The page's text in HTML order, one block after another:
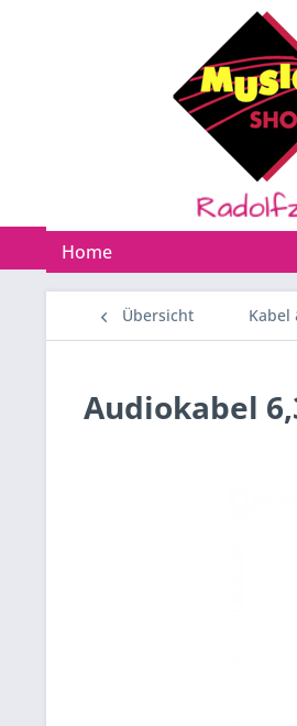
Home
Übersicht Kabel
Audiokabel